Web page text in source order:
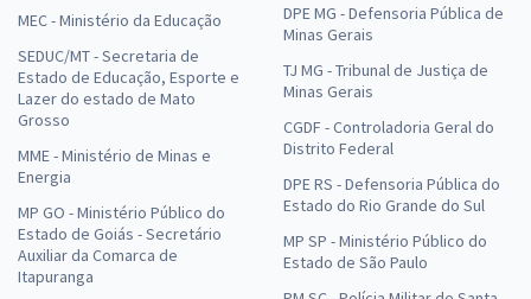
MEC - Ministério da Educação
SEDUC/MT - Secretaria de
Estado de Educação, Esporte e
Lazer do estado de Mato
Grosso
MME - Ministério de Minas e
Energia
MP GO - Ministério Público do
Estado de Goiás - Secretário
Auxiliar da Comarca de
Itapuranga
DPE MG - Defensoria Pública de
Minas Gerais
TJ MG - Tribunal de Justiça de
Minas Gerais
CGDF - Controladoria Geral do
Distrito Federal
DPE RS - Defensoria Pública do
Estado do Rio Grande do Sul
MP SP - Ministério Público do
Estado de São Paulo